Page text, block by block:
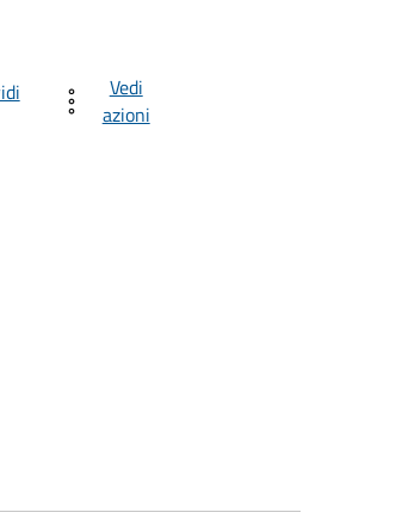
Vedi
azioni